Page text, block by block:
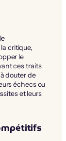
critique,
le
ces traits
douter de
échecs ou
et leurs